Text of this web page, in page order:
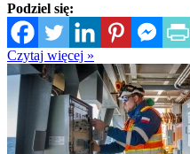
Podziel się:
Czytaj więcej »